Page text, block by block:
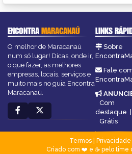
ENCONTRAMARACANAÚ
O melhor de Maracanaú
num só lugar! Dicas, onde ir,
o que fazer, as melhores
empresas, locais, serviços e
muito mais no guia Encontra
Maracanaú.
LINKS
Sobre
Fale
Com
destaque
Grátis
Termos| Privacidade
Criado com ❤️ e ☕ pelo time